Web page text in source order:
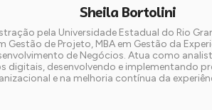
Sheila Bortolini
pela Universidade Estadual do Rio
Gestão de Projeto, MBA em Gestão da
de Negócios. Atua como
digitais, desenvolvendo e implementando
e na melhoria contínua da